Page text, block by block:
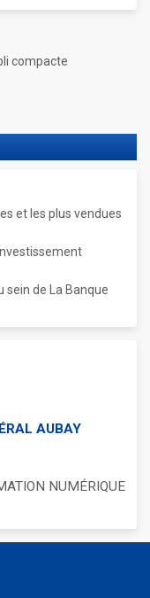
compacte
et les plus vendues
sein de La Banque
AUBAY
NUMÉRIQUE